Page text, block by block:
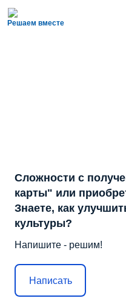
Решаем вместе
Сложности с
карты" или
Знаете, как
культуры?
Напишите - решим!
Написать